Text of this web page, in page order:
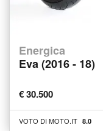
Energica
Eva (2016 - 18)
€ 30.500
VOTO DI MOTO.IT 8.0